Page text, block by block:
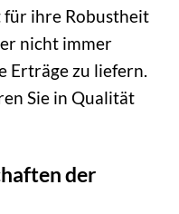
für ihre Robustheit
nicht immer
Erträge zu liefern.
Sie in Qualität
der